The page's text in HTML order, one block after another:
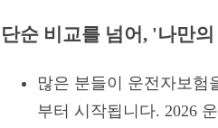
단순 비교를 넘어, '나만
많은 분들이 운전자보험
부터 시작됩니다. 2026